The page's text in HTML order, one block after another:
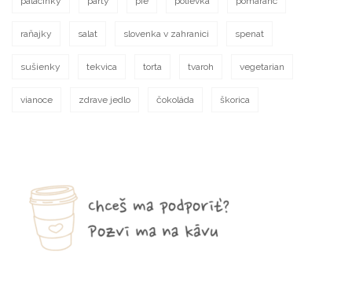
raňajky salat slovenka v zahranici spenat
sušienky tekvica torta tvaroh vegetarian
vianoce zdrave jedlo čokoláda škorica